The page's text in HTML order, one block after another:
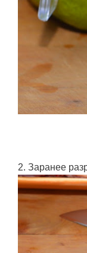
2. Заранее